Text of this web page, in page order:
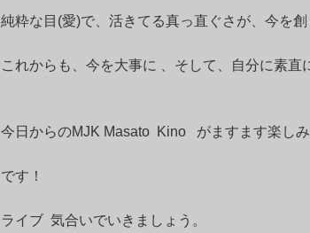
純粋な目(愛)で、活きてる真っ直ぐさが、今を創
これからも、今を大事に 、そして、自分に素直
今日からのMJK Masato Kino がますます楽しみ
です！
ライブ 気合いでいきましょう。